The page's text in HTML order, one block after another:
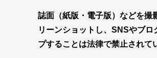
誌面（紙版・電子版）などを撮
リーンショットし、SNSやブロ
プすることは法律で禁止されて